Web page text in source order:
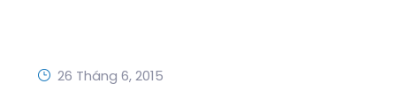
26 Tháng 6, 2015